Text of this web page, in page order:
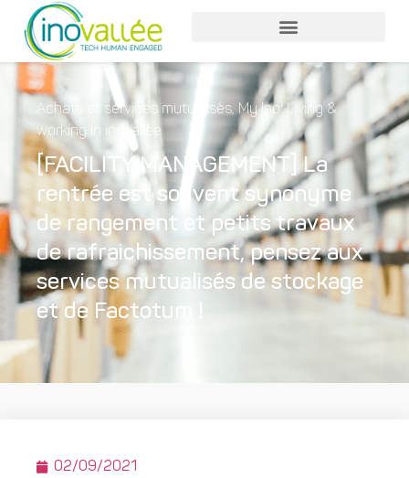
Achats et services mutualisés,My Ino: Living &
working in inovallée
[FACILITY MANAGEMENT] La
rentrée est souvent synonyme
de rangement et petits travaux
de rafraichissement, pensez aux
services mutualisés de stockage
et de Factotum !
02/09/2021